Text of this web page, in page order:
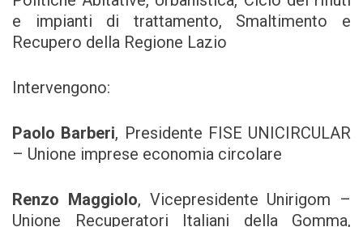
e impianti di trattamento, Smaltimento e
Recupero della Regione Lazio
Intervengono:
Paolo Barberi, Presidente FISE UNICIRCULAR
– Unione imprese economia circolare
Renzo Maggiolo, Vicepresidente Unirigom –
Unione Recuperatori Italiani della Gomma,